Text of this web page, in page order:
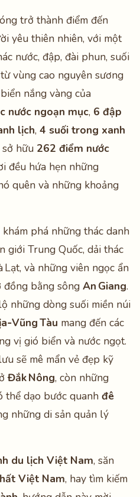
trở thành điểm đến
yêu thiên nhiên, với một
nước, đập, đài phun, suối
vùng cao nguyên sương
nắng vàng của
nước ngoạn mục, 6 đập
lịch, 4 suối trong xanh
hữu 262 điểm nước
đều hứa hẹn những
quên và những khoảng
phá những thác danh
giới Trung Quốc, dải thác
Lạt, và những viên ngọc ẩn
đồng bằng sông An Giang.
những dòng suối miền núi
Tàu mang đến các
vị gió biển và nước ngọt.
sẽ mê mẩn vẻ đẹp kỹ
Đắk Nông, còn những
thể dạo bước quanh đê
những di sản quản lý
du lịch Việt Nam, săn
Việt Nam, hay tìm kiếm